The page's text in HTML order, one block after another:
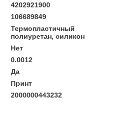
4202921900
106689849
Термопластичный
полиуретан, силикон
Нет
0.0012
Да
Принт
2000000443232